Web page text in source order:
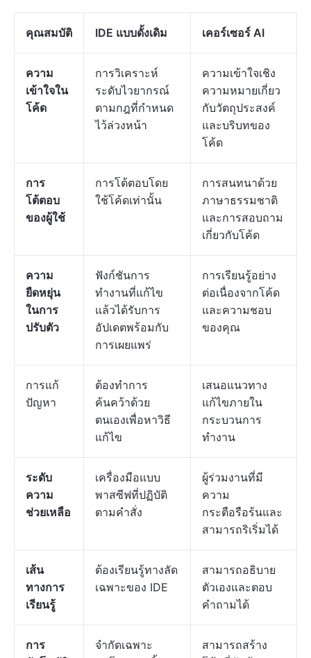
คุณสมบัติ IDE แบบดั้งเดิม เคอร์เซอร์ AI
ความ
เข้าใจใน
โค้ด
การวิเคราะห์
ระดับไวยากรณ์
ตามกฎที่กำหนด
ไว้ล่วงหน้า
ความเข้าใจเชิง
ความหมายเกี่ยว
กับวัตถุประสงค์
และบริบทของ
โค้ด
การ
โต้ตอบ
ของผู้ใช้
การโต้ตอบโดย
ใช้โค้ดเท่านั้น
การสนทนาด้วย
ภาษาธรรมชาติ
และการสอบถาม
เกี่ยวกับโค้ด
ความ
ยืดหยุ่น
ในการ
ปรับตัว
ฟังก์ชันการ
ทำงานที่แก้ไข
แล้วได้รับการ
อัปเดตพร้อมกับ
การเผยแพร่
การเรียนรู้อย่าง
ต่อเนื่องจากโค้ด
และความชอบ
ของคุณ
การแก้
ปัญหา
ต้องทำการ
ค้นคว้าด้วย
ตนเองเพื่อหาวิธี
แก้ไข
เสนอแนวทาง
แก้ไขภายใน
กระบวนการ
ทำงาน
ระดับ
ความ
ช่วยเหลือ
เครื่องมือแบบ
พาสซีฟที่ปฏิบัติ
ตามคำสั่ง
ผู้ร่วมงานที่มี
ความ
กระตือรือร้นและ
สามารถริเริ่มได้
เส้น
ทางการ
เรียนรู้
ต้องเรียนรู้ทางลัด
เฉพาะของ IDE
สามารถอธิบาย
ตัวเองและตอบ
คำถามได้
การ
จำกัดเฉพาะ
สามารถสร้าง